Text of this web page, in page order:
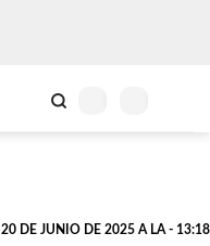
20 DE JUNIO DE 2025 A LA - 13:18